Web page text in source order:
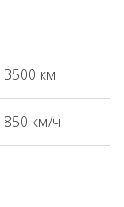
3500 км
850 км/ч